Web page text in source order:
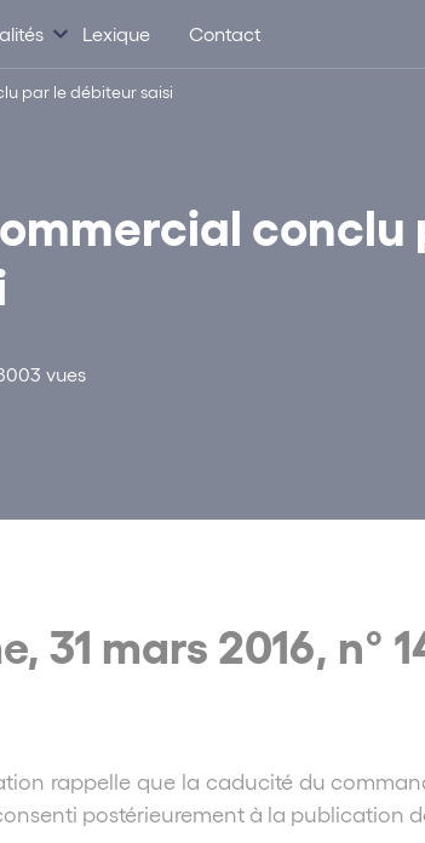
Lexique Contact
par le débiteur saisi
conclu
vues
31 mars 2016, n°
rappelle que la caducité du
postérieurement à la publication